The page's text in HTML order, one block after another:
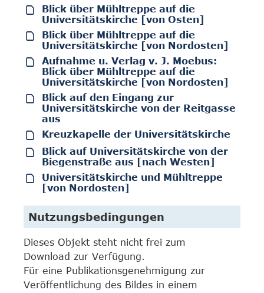
Blick über Mühltreppe auf die
Universitätskirche [von Osten]
Blick über Mühltreppe auf die
Universitätskirche [von Nordosten]
Aufnahme u. Verlag v. J. Moebus:
Blick über Mühltreppe auf die
Universitätskirche [von Nordosten]
Blick auf den Eingang zur
Universitätskirche von der Reitgasse
aus
Kreuzkapelle der Universitätskirche
Blick auf Universitätskirche von der
Biegenstraße aus [nach Westen]
Universitätskirche und Mühltreppe
[von Nordosten]
Nutzungsbedingungen
Dieses Objekt steht nicht frei zum
Download zur Verfügung.
Für eine Publikationsgenehmigung zur
Veröffentlichung des Bildes in einem